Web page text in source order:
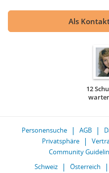
Als
12
Personensuche AGB
Privatsphäre
Community
Schweiz
Österreich